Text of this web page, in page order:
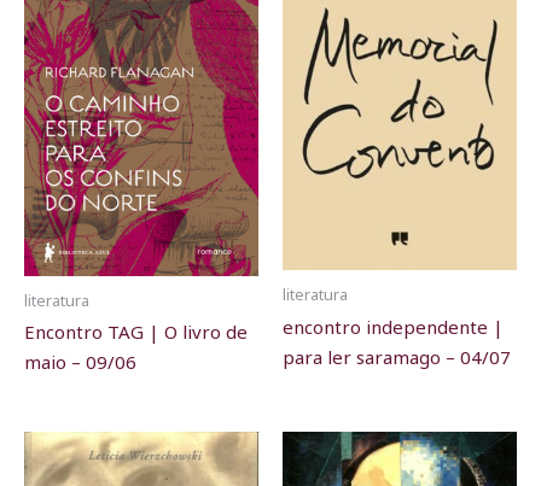
literatura
Encontro TAG | O livro de
maio – 09/06
literatura
encontro independente |
para ler saramago – 04/07